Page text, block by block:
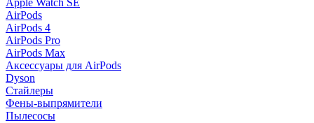
Apple Watch SE
AirPods
AirPods 4
AirPods Pro
AirPods Max
Аксессуары для AirPods
Dyson
Стайлеры
Фены-выпрямители
Пылесосы